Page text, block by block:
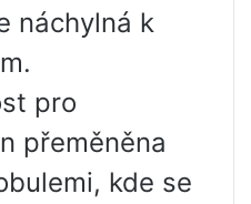
náchylná k
pro
přeměněna
kde se